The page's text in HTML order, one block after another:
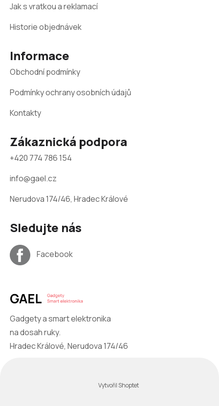
Jak s vratkou a reklamací
Historie objednávek
Informace
Obchodní podmínky
Podmínky ochrany osobních údajů
Kontakty
Zákaznická podpora
+420 774 786 154
info@gael.cz
Nerudova 174/46, Hradec Králové
Sledujte nás
Facebook
Gadgety a smart elektronika
na dosah ruky.
Hradec Králové, Nerudova 174/46
Vytvořil Shoptet